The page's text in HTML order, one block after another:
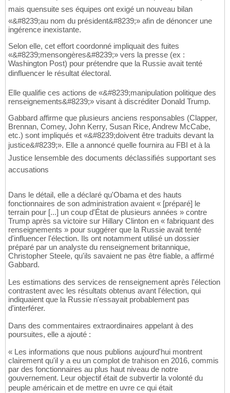
mais quensuite ses équipes ont exigé un nouveau bilan
«&#8239;au nom du président&#8239;» afin de dénoncer une
ingérence inexistante.
Selon elle, cet effort coordonné impliquait des fuites
«&#8239;mensongères&#8239;» vers la presse (ex :
Washington Post) pour prétendre que la Russie avait tenté
dinfluencer le résultat électoral.
Elle qualifie ces actions de «&#8239;manipulation politique des
renseignements&#8239;» visant à discréditer Donald Trump.
Gabbard affirme que plusieurs anciens responsables (Clapper,
Brennan, Comey, John Kerry, Susan Rice, Andrew McCabe,
etc.) sont impliqués et «&#8239;doivent être traduits devant la
justice&#8239;». Elle a annoncé quelle fournira au FBI et à la
Justice lensemble des documents déclassifiés supportant ses
accusations
Dans le détail, elle a déclaré qu'Obama et des hauts
fonctionnaires de son administration avaient « [préparé] le
terrain pour [...] un coup d'État de plusieurs années » contre
Trump après sa victoire sur Hillary Clinton en « fabriquant des
renseignements » pour suggérer que la Russie avait tenté
d'influencer l'élection. Ils ont notamment utilisé un dossier
préparé par un analyste du renseignement britannique,
Christopher Steele, qu'ils savaient ne pas être fiable, a affirmé
Gabbard.
Les estimations des services de renseignement après l'élection
contrastent avec les résultats obtenus avant l'élection, qui
indiquaient que la Russie n'essayait probablement pas
d'interférer.
Dans des commentaires extraordinaires appelant à des
poursuites, elle a ajouté :
« Les informations que nous publions aujourd'hui montrent
clairement qu'il y a eu un complot de trahison en 2016, commis
par des fonctionnaires au plus haut niveau de notre
gouvernement. Leur objectif était de subvertir la volonté du
peuple américain et de mettre en uvre ce qui était